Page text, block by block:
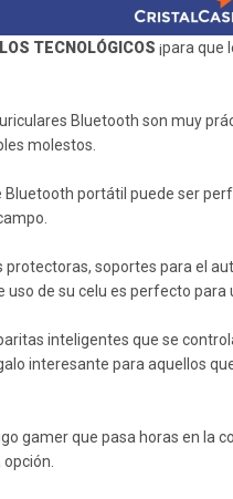
TECNOLÓGICOS ¡para que
Bluetooth son muy
molestos.
Bluetooth portátil puede ser
protectoras, soportes para el
de su celu es perfecto para
inteligentes que se
interesante para aquellos
gamer que pasa horas en la